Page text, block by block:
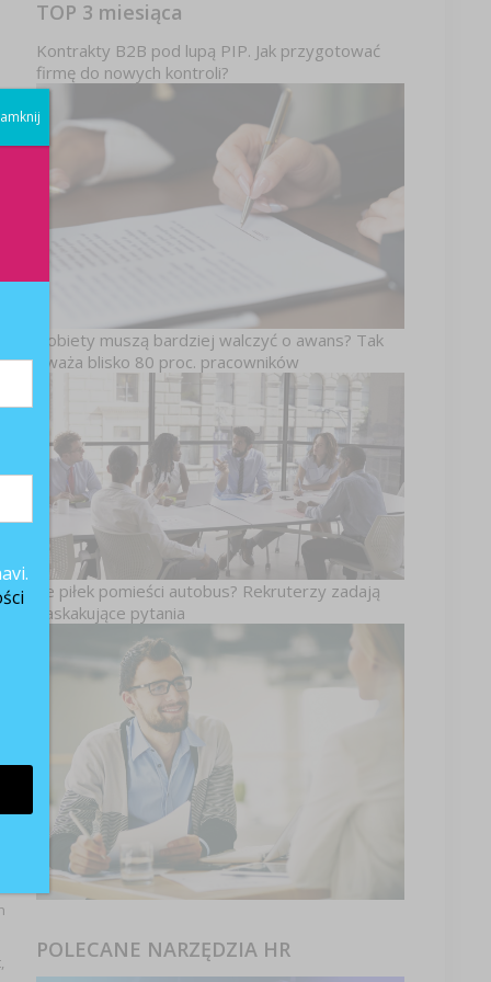
TOP 3 miesiąca
Kontrakty B2B pod lupą PIP. Jak przygotować
firmę do nowych kontroli?
Kobiety muszą bardziej walczyć o awans? Tak
uważa blisko 80 proc. pracowników
Ile piłek pomieści autobus? Rekruterzy zadają
zaskakujące pytania
POLECANE NARZĘDZIA HR